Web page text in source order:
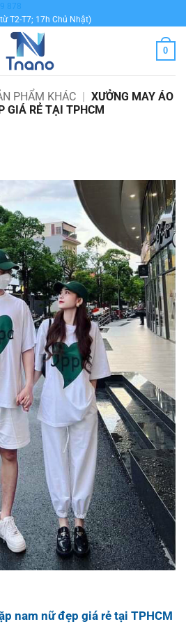
878
T2-T7; 17h Chủ Nhật)
0
PHẨM KHÁC | XƯỞNG MAY ÁO
GIÁ RẺ TẠI TPHCM
nam nữ đẹp giá rẻ tại TPHCM